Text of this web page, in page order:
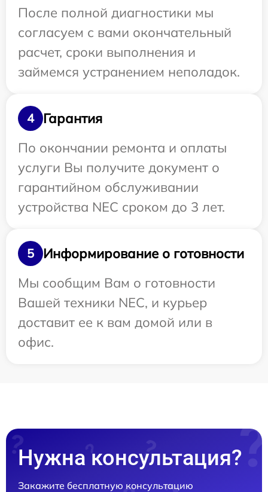
После полной диагностики мы
согласуем с вами окончательный
расчет, сроки выполнения и
займемся устранением неполадок.
4
Гарантия
По окончании ремонта и оплаты
услуги Вы получите документ о
гарантийном обслуживании
устройства NEC сроком до 3 лет.
5
Информирование о готовности
Мы сообщим Вам о готовности
Вашей техники NEC, и курьер
доставит ее к вам домой или в
офис.
Нужна консультация?
Закажите бесплатную консультацию